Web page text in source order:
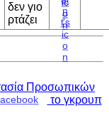
δεν γιο
ρτάζει
Προσωπικών
το γκρουπ